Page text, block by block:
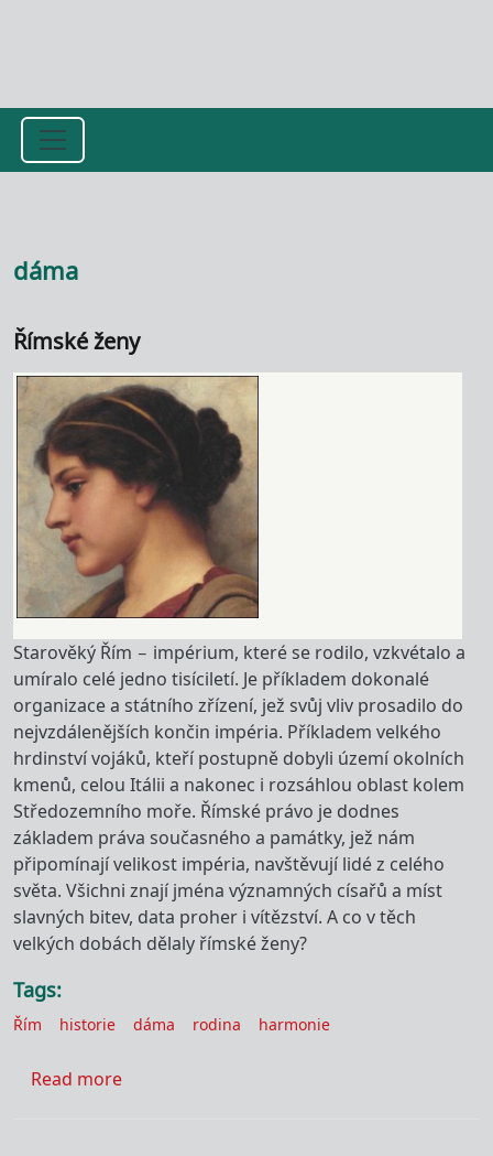
Přejít k hlavnímu obsahu
dáma
Římské ženy
Starověký Řím – impérium, které se rodilo, vzkvétalo a
umíralo celé jedno tisíciletí. Je příkladem dokonalé
organizace a státního zřízení, jež svůj vliv prosadilo do
nejvzdálenějších končin impéria. Příkladem velkého
hrdinství vojáků, kteří postupně dobyli území okolních
kmenů, celou Itálii a nakonec i rozsáhlou oblast kolem
Středozemního moře. Římské právo je dodnes
základem práva současného a památky, jež nám
připomínají velikost impéria, navštěvují lidé z celého
světa. Všichni znají jména významných císařů a míst
slavných bitev, data proher i vítězství. A co v těch
velkých dobách dělaly římské ženy?
Tags
Řím historie dáma rodina harmonie
Read moreabout Římské ženy